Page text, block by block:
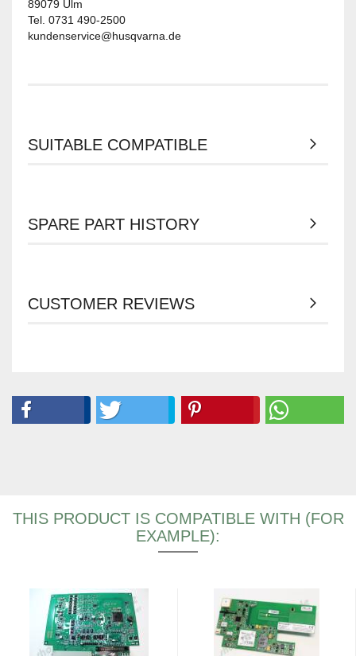
89079 Ulm
Tel. 0731 490-2500
kundenservice@husqvarna.de
SUITABLE COMPATIBLE
SPARE PART HISTORY
CUSTOMER REVIEWS
THIS PRODUCT IS COMPATIBLE WITH (FOR
EXAMPLE):